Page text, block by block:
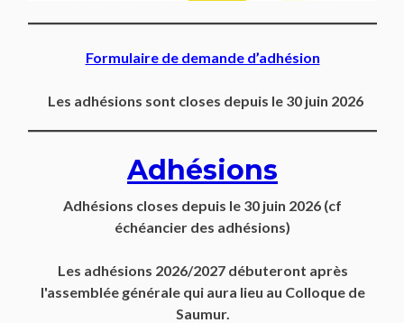
Formulaire de demande d’adhésion
Les adhésions sont closes depuis le 30 juin 2026
Adhésions
Adhésions closes depuis le 30 juin 2026 (cf
échéancier des adhésions)
Les adhésions 2026/2027 débuteront après
l'assemblée générale qui aura lieu au Colloque de
Saumur.